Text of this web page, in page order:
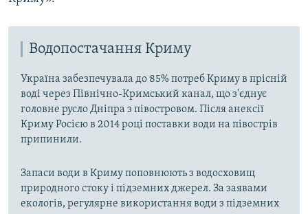
Водопостачання Криму
Україна забезпечувала до 85% потреб Криму в прісній
воді через Північно-Кримський канал, що з'єднує
головне русло Дніпра з півостровом. Після анексії
Криму Росією в 2014 році поставки води на півострів
припинили.
Запаси води в Криму поповнюють з водосховищ
природного стоку і підземних джерел. За заявами
екологів, регулярне використання води з підземних